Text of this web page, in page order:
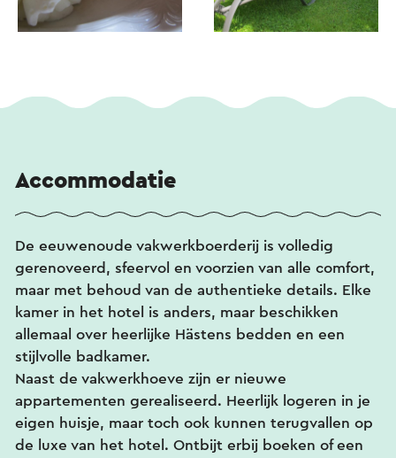
Accommodatie
De eeuwenoude vakwerkboerderij is volledig
gerenoveerd, sfeervol en voorzien van alle comfort,
maar met behoud van de authentieke details. Elke
kamer in het hotel is anders, maar beschikken
allemaal over heerlijke Hästens bedden en een
stijlvolle badkamer.
Naast de vakwerkhoeve zijn er nieuwe
appartementen gerealiseerd. Heerlijk logeren in je
eigen huisje, maar toch ook kunnen terugvallen op
de luxe van het hotel. Ontbijt erbij boeken of een